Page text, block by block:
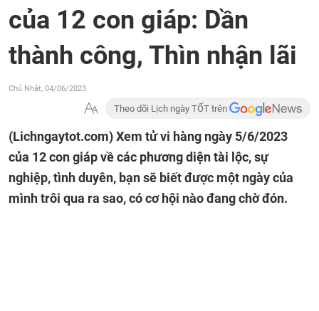
của 12 con giáp: Dần
thành công, Thìn nhận lãi
Chủ Nhật, 04/06/2023
Theo dõi Lịch ngày TỐT trên
(Lichngaytot.com)Xem tử vi hàng ngày 5/6/2023
của 12 con giáp về các phương diện tài lộc, sự
nghiệp, tình duyên, bạn sẽ biết được một ngày của
mình trôi qua ra sao, có cơ hội nào đang chờ đón.